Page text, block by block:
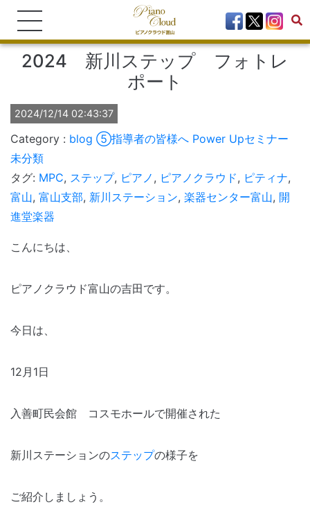
2024 新川ステップ フォトレ
ポート
2024/12/14 02:43:37
blog ⑤指導者の皆様へ Power Upセミナー
未分類
タグ: MPC, ステップ, ピアノ , ピアノクラウド, ピティナ,
富山, 富山支部, 新川ステーション, 楽器センター富山, 開
進堂楽器
こんにちは、
ピアノクラウド富山の吉田です。
今日は、
12月1日
入善町民会館 コスモホールで開催された
新川ステーションのステップの様子を
ご紹介しましょう。